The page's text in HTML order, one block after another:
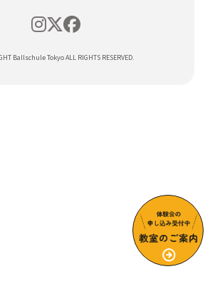
Ballschule Tokyo ALL RIGHTS RESERVED.